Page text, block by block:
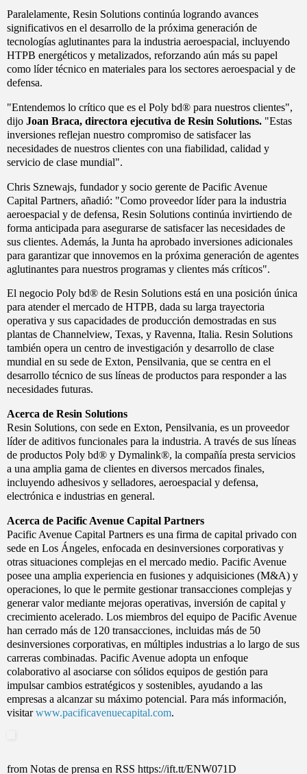
Paralelamente, Resin Solutions continúa logrando avances
significativos en el desarrollo de la próxima generación de
tecnologías aglutinantes para la industria aeroespacial, incluyendo
HTPB energéticos y metalizados, reforzando aún más su papel
como líder técnico en materiales para los sectores aeroespacial y de
defensa.
"Entendemos lo crítico que es el Poly bd® para nuestros clientes",
dijo Joan Braca, directora ejecutiva de Resin Solutions. "Estas
inversiones reflejan nuestro compromiso de satisfacer las
necesidades de nuestros clientes con una fiabilidad, calidad y
servicio de clase mundial".
Chris Sznewajs, fundador y socio gerente de Pacific Avenue
Capital Partners, añadió: "Como proveedor líder para la industria
aeroespacial y de defensa, Resin Solutions continúa invirtiendo de
forma anticipada para asegurarse de satisfacer las necesidades de
sus clientes. Además, la Junta ha aprobado inversiones adicionales
para garantizar que innovemos en la próxima generación de agentes
aglutinantes para nuestros programas y clientes más críticos".
El negocio Poly bd® de Resin Solutions está en una posición única
para atender el mercado de HTPB, dada su larga trayectoria
operativa y sus capacidades de producción demostradas en sus
plantas de Channelview, Texas, y Ravenna, Italia. Resin Solutions
también opera un centro de investigación y desarrollo de clase
mundial en su sede de Exton, Pensilvania, que se centra en el
desarrollo técnico de sus líneas de productos para responder a las
necesidades futuras.
Acerca de Resin Solutions
Resin Solutions, con sede en Exton, Pensilvania, es un proveedor
líder de aditivos funcionales para la industria. A través de sus líneas
de productos Poly bd® y Dymalink®, la compañía presta servicios
a una amplia gama de clientes en diversos mercados finales,
incluyendo adhesivos y selladores, aeroespacial y defensa,
electrónica e industrias en general.
Acerca de Pacific Avenue Capital Partners
Pacific Avenue Capital Partners es una firma de capital privado con
sede en Los Ángeles, enfocada en desinversiones corporativas y
otras situaciones complejas en el mercado medio. Pacific Avenue
posee una amplia experiencia en fusiones y adquisiciones (M&A) y
operaciones, lo que le permite gestionar transacciones complejas y
generar valor mediante mejoras operativas, inversión de capital y
crecimiento acelerado. Los miembros del equipo de Pacific Avenue
han cerrado más de 120 transacciones, incluidas más de 50
desinversiones corporativas, en múltiples industrias a lo largo de sus
carreras combinadas. Pacific Avenue adopta un enfoque
colaborativo al asociarse con sólidos equipos de gestión para
impulsar cambios estratégicos y sostenibles, ayudando a las
empresas a alcanzar su máximo potencial. Para más información,
visitarwww.pacificavenuecapital.com.
from Notas de prensa en RSS https://ift.tt/ENW071D